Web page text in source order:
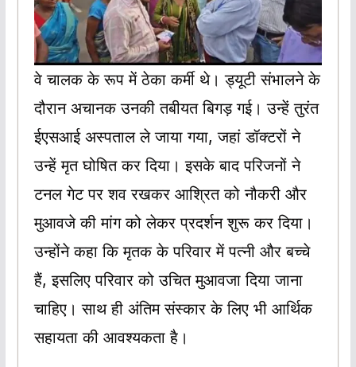
वे चालक के रूप में ठेका कर्मी थे। ड्यूटी संभालने के
दौरान अचानक उनकी तबीयत बिगड़ गई। उन्हें तुरंत
ईएसआई अस्पताल ले जाया गया, जहां डॉक्टरों ने
उन्हें मृत घोषित कर दिया। इसके बाद परिजनों ने
टनल गेट पर शव रखकर आश्रित को नौकरी और
मुआवजे की मांग को लेकर प्रदर्शन शुरू कर दिया।
उन्होंने कहा कि मृतक के परिवार में पत्नी और बच्चे
हैं, इसलिए परिवार को उचित मुआवजा दिया जाना
चाहिए। साथ ही अंतिम संस्कार के लिए भी आर्थिक
सहायता की आवश्यकता है।